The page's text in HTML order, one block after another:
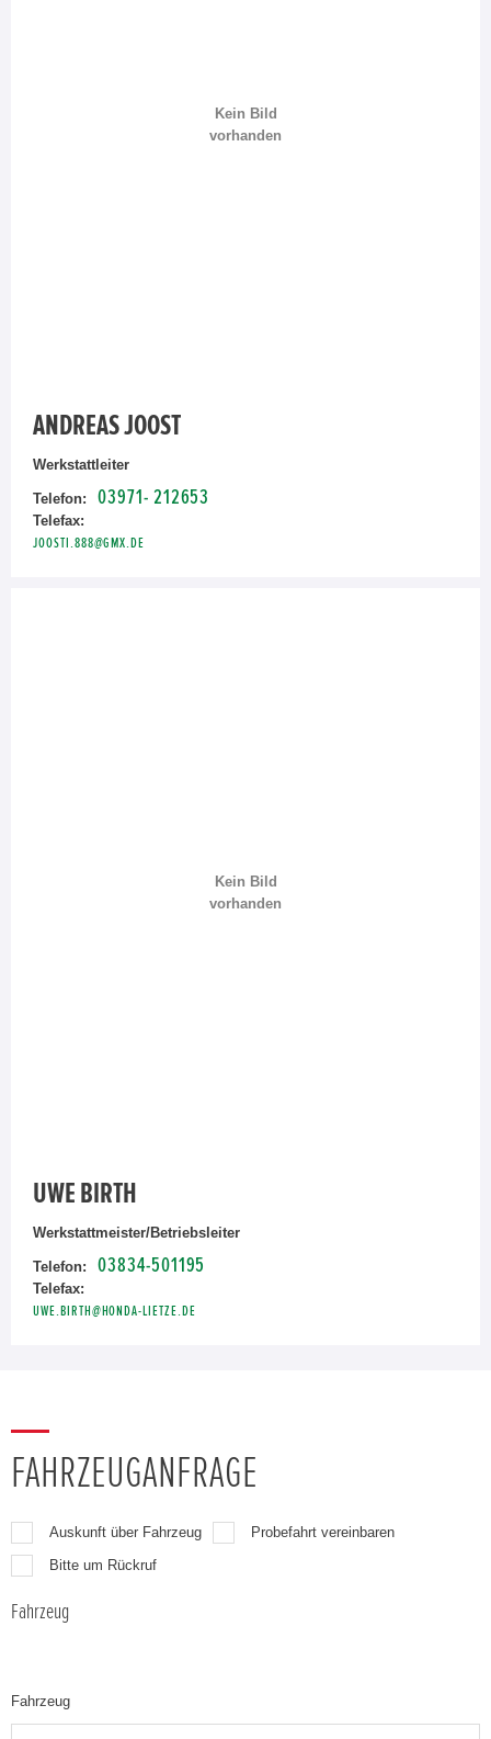
Kein Bild
vorhanden
ANDREAS JOOST
Werkstattleiter
Telefon: 03971- 212653
Telefax:
JOOSTI.888@GMX.DE
Kein Bild
vorhanden
UWE BIRTH
Werkstattmeister/Betriebsleiter
Telefon: 03834-501195
Telefax:
UWE.BIRTH@HONDA-LIETZE.DE
FAHRZEUGANFRAGE
Auskunft über Fahrzeug
Probefahrt vereinbaren
Bitte um Rückruf
Fahrzeug
Fahrzeug